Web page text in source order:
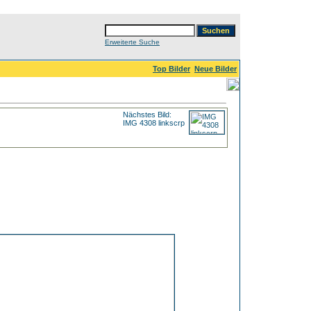
Erweiterte Suche
Top Bilder Neue Bilder
Nächstes Bild:
IMG 4308 linkscrp